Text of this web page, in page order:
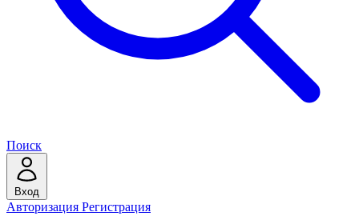
Поиск
Вход
Авторизация Регистрация